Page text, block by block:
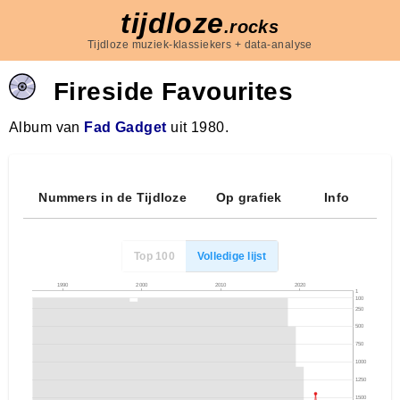
tijdloze.rocks
Tijdloze muziek-klassiekers + data-analyse
Fireside Favourites
Album van Fad Gadget uit 1980.
Nummers in de Tijdloze Op grafiek Info
Top 100 Volledige lijst
1990 2000 2010 2020
1
100
250
500
750
1000
1250
1500